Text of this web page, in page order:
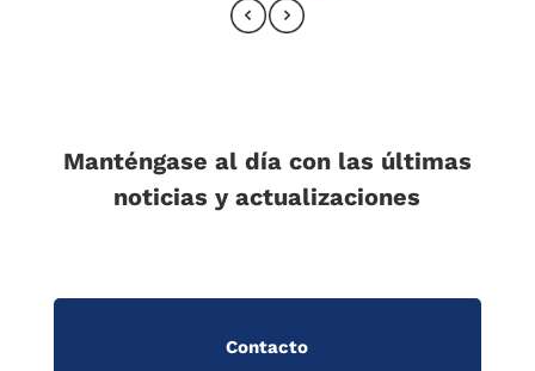
Manténgase al día con las últimas
noticias y actualizaciones
Contacto